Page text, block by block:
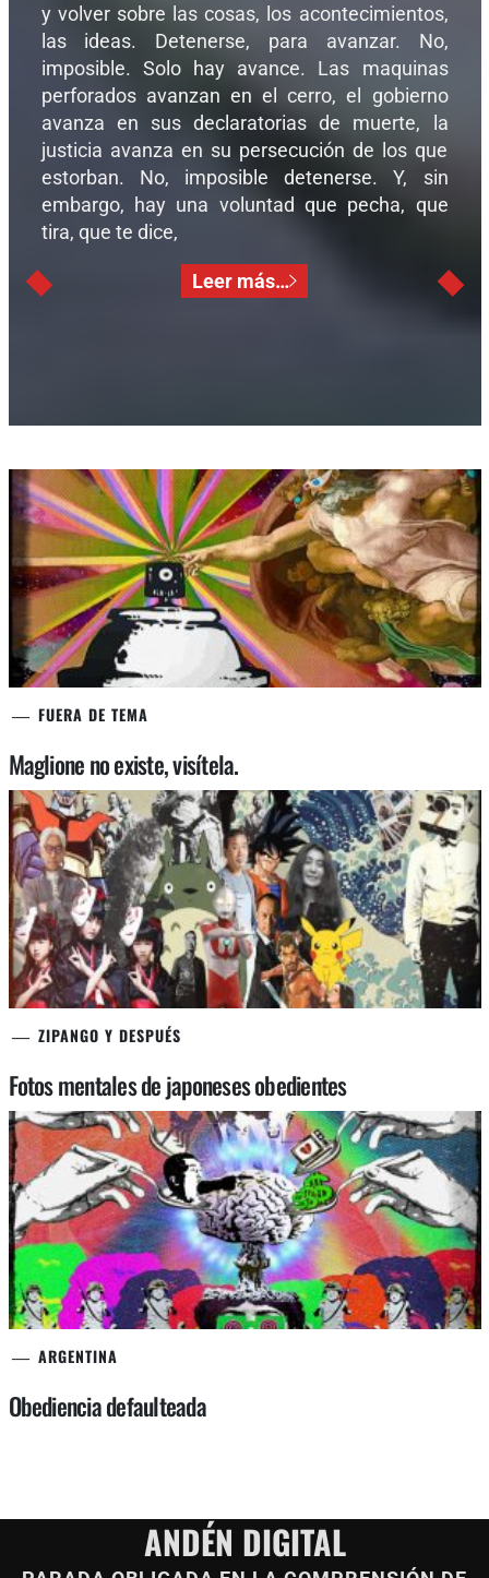
y volver sobre las cosas, los acontecimientos,
las ideas. Detenerse, para avanzar. No,
imposible. Solo hay avance. Las maquinas
perforados avanzan en el cerro, el gobierno
avanza en sus declaratorias de muerte, la
justicia avanza en su persecución de los que
estorban. No, imposible detenerse. Y, sin
embargo, hay una voluntad que pecha, que
tira, que te dice,
Leer más…
FUERA DE TEMA
Maglione no existe, visítela.
ZIPANGO Y DESPUÉS
Fotos mentales de japoneses obedientes
ARGENTINA
Obediencia defaulteada
ANDÉN DIGITAL